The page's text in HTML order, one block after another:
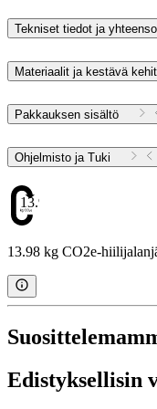
Tekniset tiedot ja
Materiaalit ja kestävä
Pakkauksen sisältö
Ohjelmisto ja Tuki
13.98
13.98 kg CO2e-
Edistyksellisin